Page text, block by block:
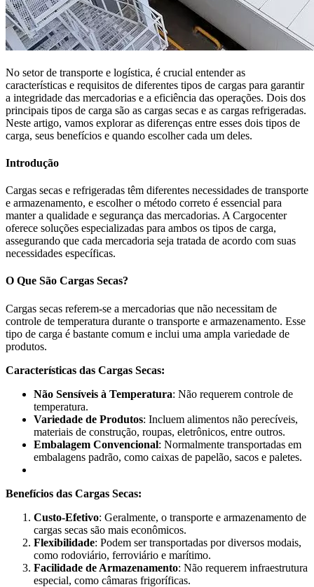
No setor de transporte e logística, é crucial entender as
características e requisitos de diferentes tipos de cargas para garantir
a integridade das mercadorias e a eficiência das operações. Dois dos
principais tipos de carga são as cargas secas e as cargas refrigeradas.
Neste artigo, vamos explorar as diferenças entre esses dois tipos de
carga, seus benefícios e quando escolher cada um deles.
Introdução
Cargas secas e refrigeradas têm diferentes necessidades de transporte
e armazenamento, e escolher o método correto é essencial para
manter a qualidade e segurança das mercadorias. A Cargocenter
oferece soluções especializadas para ambos os tipos de carga,
assegurando que cada mercadoria seja tratada de acordo com suas
necessidades específicas.
O Que São Cargas Secas?
Cargas secas referem-se a mercadorias que não necessitam de
controle de temperatura durante o transporte e armazenamento. Esse
tipo de carga é bastante comum e inclui uma ampla variedade de
produtos.
Características das Cargas Secas:
Não Sensíveis à Temperatura: Não requerem controle de
temperatura.
Variedade de Produtos: Incluem alimentos não perecíveis,
materiais de construção, roupas, eletrônicos, entre outros.
Embalagem Convencional: Normalmente transportadas em
embalagens padrão, como caixas de papelão, sacos e paletes.
Benefícios das Cargas Secas:
Custo-Efetivo: Geralmente, o transporte e armazenamento de
cargas secas são mais econômicos.
Flexibilidade: Podem ser transportadas por diversos modais,
como rodoviário, ferroviário e marítimo.
Facilidade de Armazenamento: Não requerem infraestrutura
especial, como câmaras frigoríficas.